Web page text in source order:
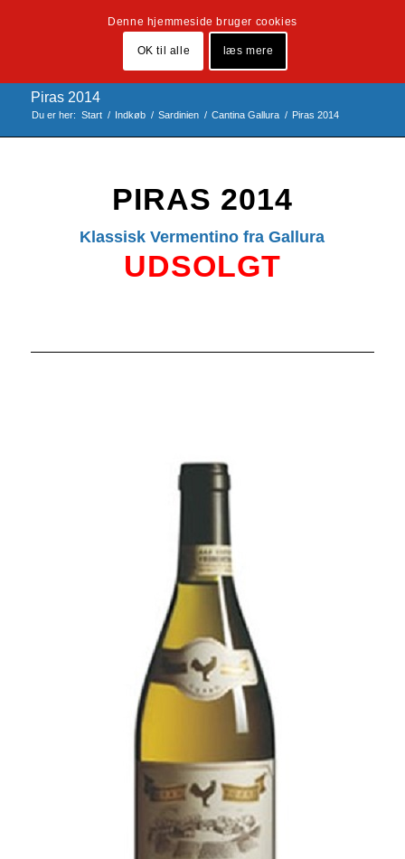
Piras 2014
Du er her: Start / Indkøb / Sardinien / Cantina Gallura / Piras 2014
PIRAS 2014
Klassisk Vermentino fra Gallura
UDSOLGT
Denne hjemmeside bruger cookies
OK til alle læs mere